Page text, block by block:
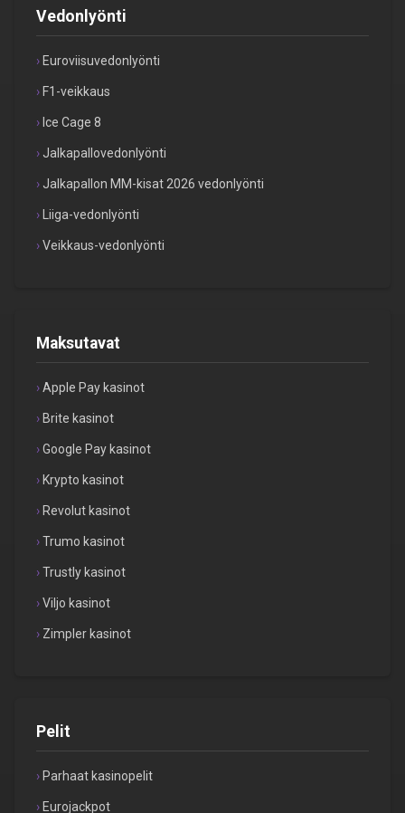
Vedonlyönti
Euroviisuvedonlyönti
F1-veikkaus
Ice Cage 8
Jalkapallovedonlyönti
Jalkapallon MM-kisat 2026 vedonlyönti
Liiga-vedonlyönti
Veikkaus-vedonlyönti
Maksutavat
Apple Pay kasinot
Brite kasinot
Google Pay kasinot
Krypto kasinot
Revolut kasinot
Trumo kasinot
Trustly kasinot
Viljo kasinot
Zimpler kasinot
Pelit
Parhaat kasinopelit
Eurojackpot